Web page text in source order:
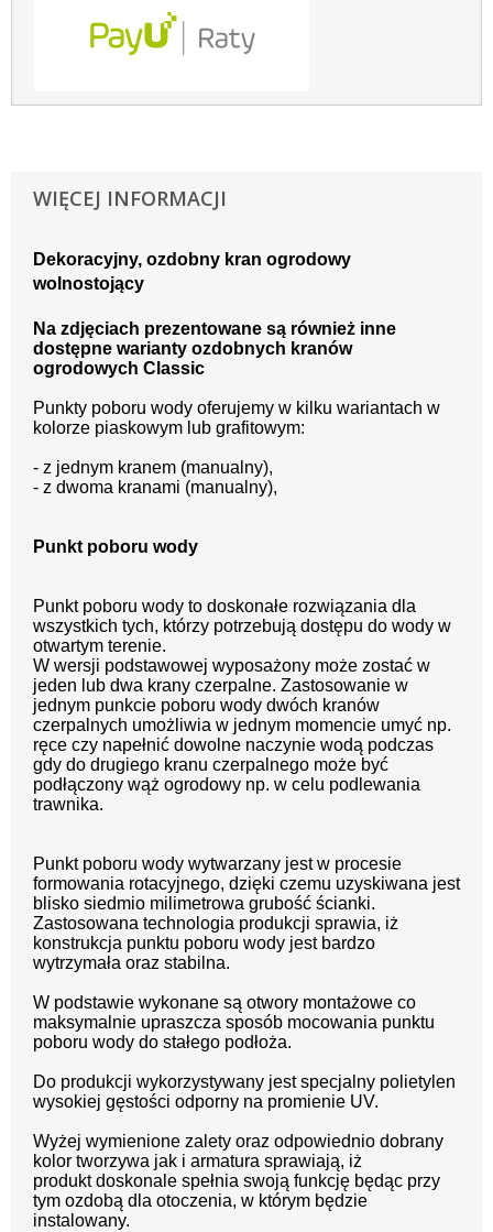
WIĘCEJ INFORMACJI
Dekoracyjny, ozdobny kran ogrodowy
wolnostojący
Na zdjęciach prezentowane są również inne
dostępne warianty ozdobnych kranów
ogrodowych Classic
Punkty poboru wody oferujemy w kilku wariantach w
kolorze piaskowym lub grafitowym:
- z jednym kranem (manualny),
- z dwoma kranami (manualny),
Punkt poboru wody
Punkt poboru wody to doskonałe rozwiązania dla
wszystkich tych, którzy potrzebują dostępu do wody w
otwartym terenie.
W wersji podstawowej wyposażony może zostać w
jeden lub dwa krany czerpalne. Zastosowanie w
jednym punkcie poboru wody dwóch kranów
czerpalnych umożliwia w jednym momencie umyć np.
ręce czy napełnić dowolne naczynie wodą podczas
gdy do drugiego kranu czerpalnego może być
podłączony wąż ogrodowy np. w celu podlewania
trawnika.
Punkt poboru wody wytwarzany jest w procesie
formowania rotacyjnego, dzięki czemu uzyskiwana jest
blisko siedmio milimetrowa grubość ścianki.
Zastosowana technologia produkcji sprawia, iż
konstrukcja punktu poboru wody jest bardzo
wytrzymała oraz stabilna.
W podstawie wykonane są otwory montażowe co
maksymalnie upraszcza sposób mocowania punktu
poboru wody do stałego podłoża.
Do produkcji wykorzystywany jest specjalny polietylen
wysokiej gęstości odporny na promienie UV.
Wyżej wymienione zalety oraz odpowiednio dobrany
kolor tworzywa jak i armatura sprawiają, iż
produktdoskonale spełnia swoją funkcję będąc przy
tym ozdobą dla otoczenia, w którym będzie
instalowany.